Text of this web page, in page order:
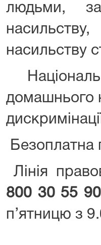
людьми,
насильству
домашнього
Лінія
800 30 55 90
п’ятницю з